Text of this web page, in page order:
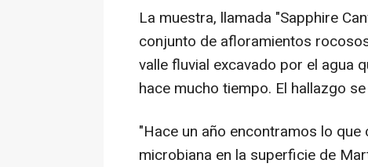
La muestra, llamada "Sapphire
conjunto de afloramientos
valle fluvial excavado por el agua
hace mucho tiempo. El hallazgo
"Hace un año encontramos lo
microbiana en la superficie de